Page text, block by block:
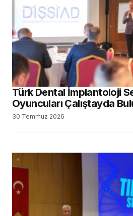
Oyuncuları Çalıştayda
Tıbbi Cihaz Sektörünün
Geleceği Konuşuldu
29 Temmuz 2026